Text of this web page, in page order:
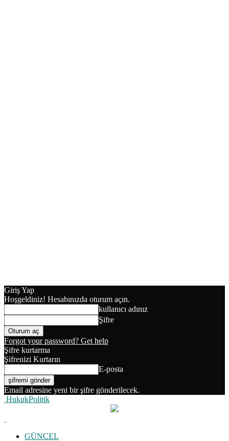
Giriş Yap
Hoşgeldiniz! Hesabınızda oturum açın.
kullanıcı adınız
Şifre
Forgot your password? Get help
Şifre kurtarma
Şifrenizi Kurtarın
E-posta
Email adresine yeni bir şifre gönderilecek.
HukukPolitik
GÜNCEL